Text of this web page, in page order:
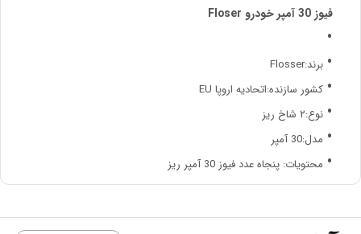
فیوز 30 آمپر خودرو Floser
برند:
Flosser
کشور سازنده:اتحادیه اروپا EU
نوع:۲ شاخ ریز
مدل:30 آمپر
محتویات: پنجاهعدد فیوز 30 آمپر ریز